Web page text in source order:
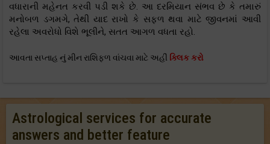
વધારાની મહેનત કરવી પડી શકે છે. આ દરમિયાન સંભવ છે કે તમારું
મનોબળ ડગમગે, તેથી યાદ રાખો કે સફળ થવા માટે જીવનમાં આવી
રહેલા અવરોધો વિશે ભૂલીને, સતત આગળ વધતા રહો.
આવતા સપ્તાહ નું મીન રાશિફળ વાંચવા માટે અહીં ક્લિક કરો
Astrological services for accurate
answers and better feature